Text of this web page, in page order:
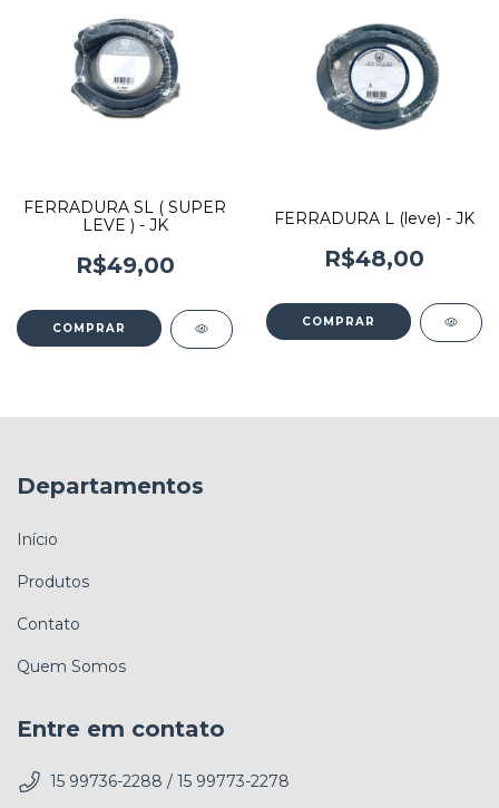
FERRADURA SL ( SUPER
LEVE ) - JK
R$49,00
COMPRAR
FERRADURA L (leve) - JK
R$48,00
COMPRAR
Departamentos
Início
Produtos
Contato
Quem Somos
Entre em contato
15 99736-2288 / 15 99773-2278